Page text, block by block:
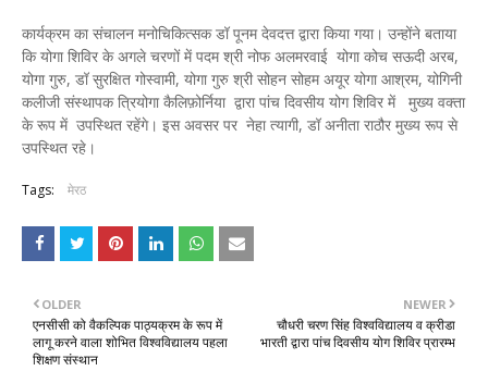
कार्यक्रम का संचालन मनोचिकित्सक डॉ पूनम देवदत्त द्वारा किया गया। उन्होंने बताया
कि योगा शिविर के अगले चरणों में पदम श्री नोफ अलमरवाई योगा कोच सऊदी अरब,
योगा गुरु, डॉ सुरक्षित गोस्वामी, योगा गुरु श्री सोहन सोहम अयूर योगा आश्रम, योगिनी
कलीजी संस्थापक त्रियोगा कैलिफ़ोर्निया द्वारा पांच दिवसीय योग शिविर में मुख्य वक्ता
के रूप में उपस्थित रहेंगे। इस अवसर पर नेहा त्यागी, डॉ अनीता राठौर मुख्य रूप से
उपस्थित रहे।
Tags: मेरठ
NEWER
चौधरी चरण सिंह विश्वविद्यालय व क्रीडा
भारती द्वारा पांच दिवसीय योग शिविर प्रारम्भ
OLDER
एनसीसी को वैकल्पिक पाठ्यक्रम के रूप में
लागू करने वाला शोभित विश्वविद्यालय पहला
शिक्षण संस्थान